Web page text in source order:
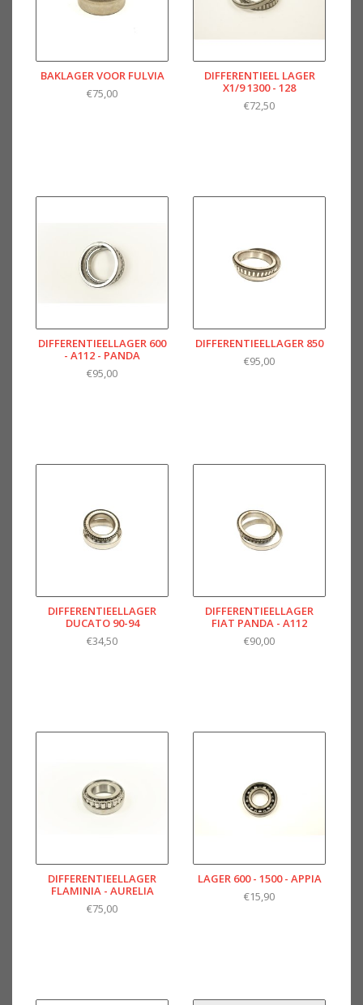
BAKLAGER VOOR FULVIA
€75,00
DIFFERENTIEEL LAGER
X1/9 1300 - 128
€72,50
DIFFERENTIEELLAGER 600
- A112 - PANDA
€95,00
DIFFERENTIEELLAGER 850
€95,00
DIFFERENTIEELLAGER
DUCATO 90-94
€34,50
DIFFERENTIEELLAGER
FIAT PANDA - A112
€90,00
DIFFERENTIEELLAGER
FLAMINIA - AURELIA
€75,00
LAGER 600 - 1500 - APPIA
€15,90